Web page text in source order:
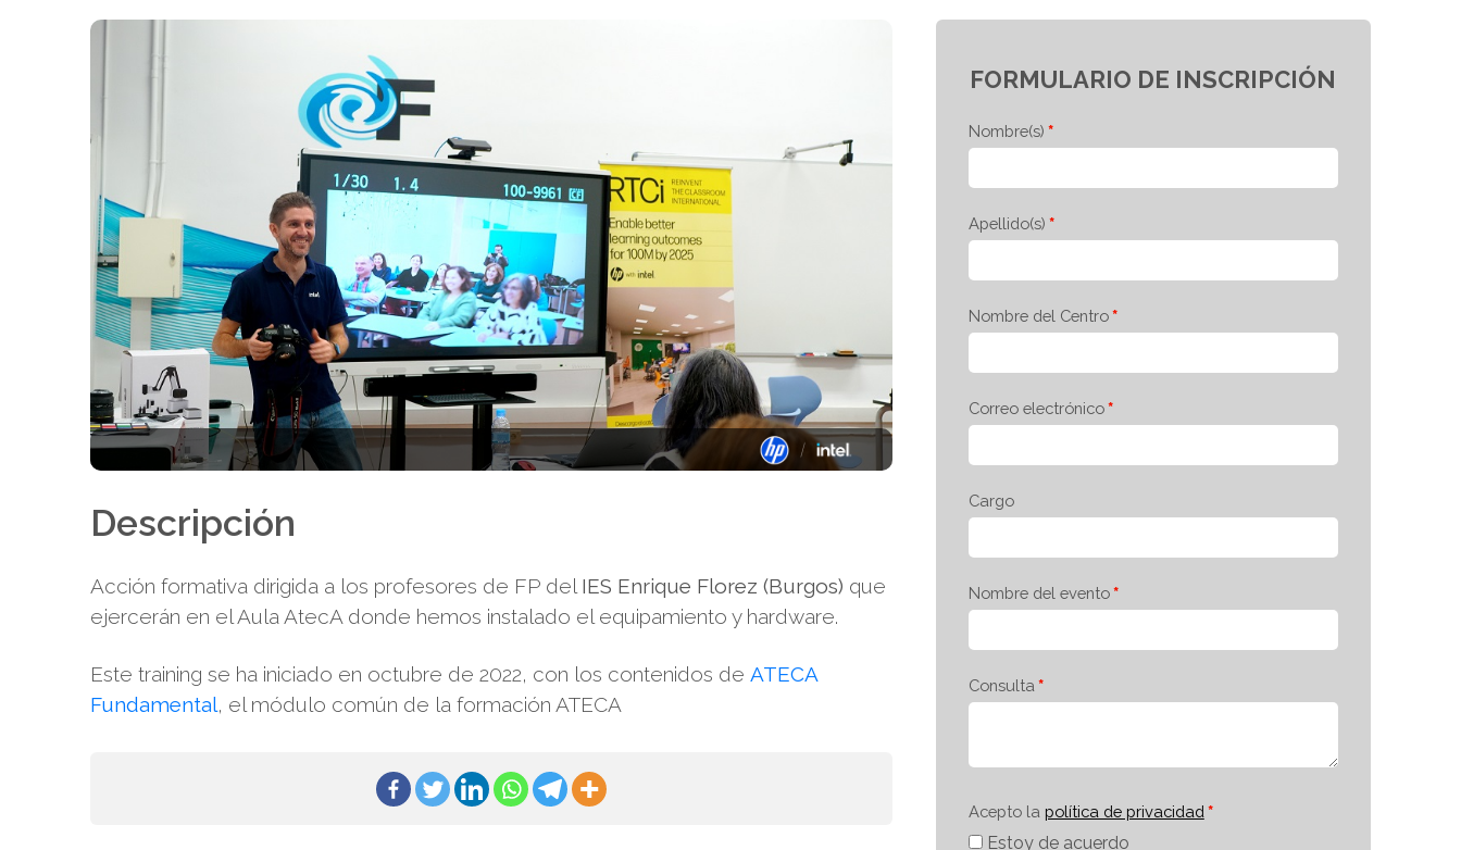
Descripción
Acción formativa dirigida a los profesores de FP del IES Enrique Florez (Burgos) que
ejercerán en el Aula AtecA donde hemos instalado el equipamiento y hardware.
Este training se ha iniciado en octubre de 2022, con los contenidos deATECA
Fundamental, el módulo común de la formación ATECA
FORMULARIO DE INSCRIPCIÓN
Nombre(s)
Apellido(s)
Nombre del Centro
Correo electrónico
Cargo
Nombre del evento
Consulta
Acepto la política de privacidad
Estoy de acuerdo